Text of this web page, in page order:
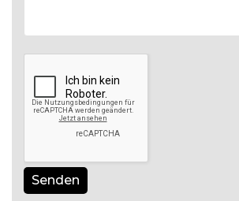
Senden